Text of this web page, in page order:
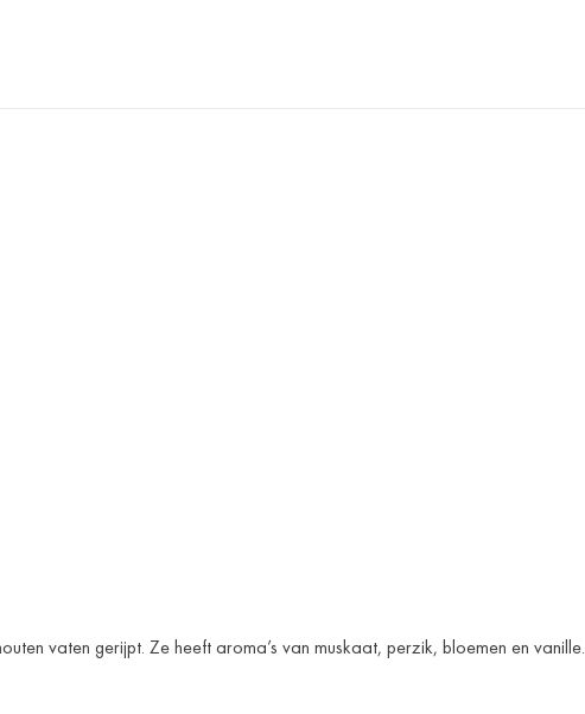
vaten gerijpt. Ze heeft aroma’s van muskaat, perzik, bloemen en vanille.